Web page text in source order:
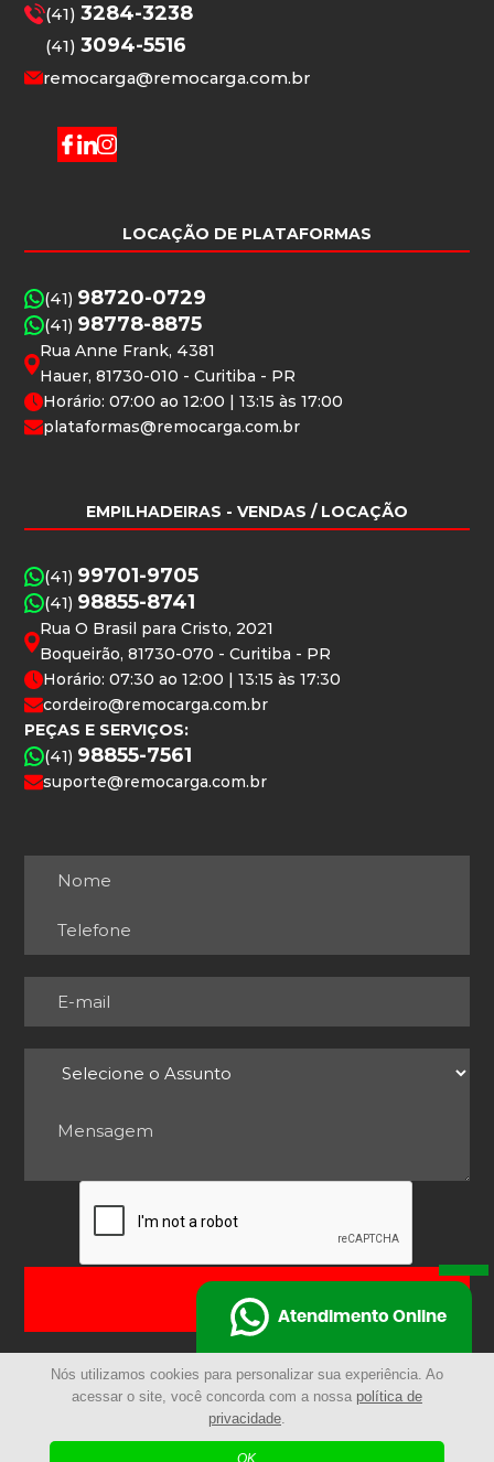
Nós utilizamos cookies para personalizar sua experiência. Ao
acessar o site, você concorda com a nossa política de
privacidade.
OK
(41)3284-3238
(41)3094-5516
remocarga@remocarga.com.br
LOCAÇÃO DE PLATAFORMAS
(41) 98720-0729
(41) 98778-8875
Rua Anne Frank, 4381
Hauer, 81730-010 - Curitiba - PR
Horário: 07:00 ao 12:00 | 13:15 às 17:00
plataformas@remocarga.com.br
EMPILHADEIRAS - VENDAS / LOCAÇÃO
(41) 99701-9705
(41) 98855-8741
Rua O Brasil para Cristo, 2021
Boqueirão, 81730-070 - Curitiba - PR
Horário: 07:30 ao 12:00 | 13:15 às 17:30
cordeiro@remocarga.com.br
PEÇAS E SERVIÇOS:
(41) 98855-7561
suporte@remocarga.com.br
ENVIAR
Atendimento Online